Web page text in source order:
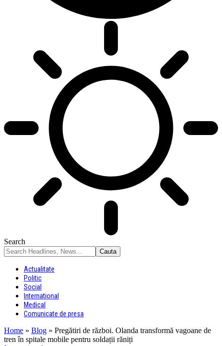
Search
Actualitate
Politic
Social
International
Medical
Comunicate de presa
Home » Blog » Pregătiri de război. Olanda transformă vagoane de
tren în spitale mobile pentru soldații răniți